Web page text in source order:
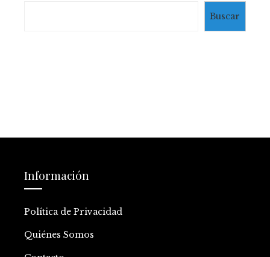
Buscar
Información
Política de Privacidad
Quiénes Somos